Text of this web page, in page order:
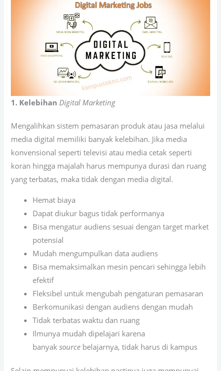
1. Kelebihan Digital Marketing
Mengalihkan sistem pemasaran produk atau jasa melalui
media digital memiliki banyak kelebihan. Jika media
konvensional seperti televisi atau media cetak seperti
koran hingga majalah harus mempunya durasi dan ruang
yang terbatas, maka tidak dengan media digital.
Hemat biaya
Dapat diukur bagus tidak performanya
Bisa mengatur audiens sesuai dengan target market
potensial
Mudah mengumpulkan data audiens
Bisa memaksimalkan mesin pencari sehingga lebih
efektif
Fleksibel untuk mengubah pengaturan pemasaran
Berkomunikasi dengan audiens dengan mudah
Tidak terbatas waktu dan ruang
Ilmunya mudah dipelajari karena
banyaksource belajarnya, tidak harus di kampus